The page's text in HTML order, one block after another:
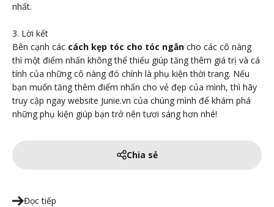
nhất.
3. Lời kết
Bên cạnh các cách kẹp tóc cho tóc ngắn cho các cô nàng
thì một điểm nhấn không thể thiếu giúp tăng thêm giá trị và cá
tính của những cô nàng đó chính là phụ kiện thời trang. Nếu
bạn muốn tăng thêm điểm nhấn cho vẻ đẹp của mình, thì hãy
truy cập ngay website Junie.vn của chúng mình để khám phá
những phụ kiện giúp bạn trở nên tươi sáng hơn nhé!
Chia sẻ
Đọc tiếp